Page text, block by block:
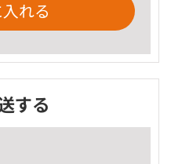
れる
する